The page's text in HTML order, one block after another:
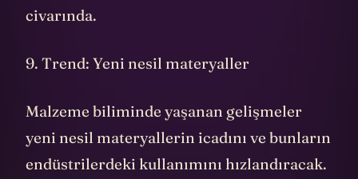
civarında.
9. Trend: Yeni nesil materyaller
Malzeme biliminde yaşanan gelişmeler
yeni nesil materyallerin icadını ve bunların
endüstrilerdeki kullanımını hızlandıracak.